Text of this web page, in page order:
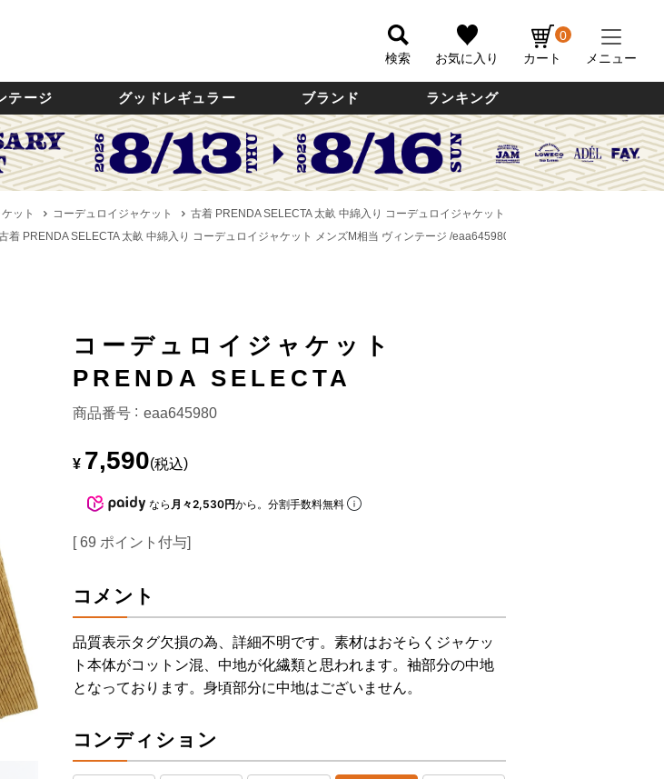
検索 お気に入り カート
0
メニュー
テージ グッドレギュラー ブランド ランキング
ット コーデュロイジャケット
古着 PRENDA SELECTA 太畝 中綿入り コーデュロイジャケット メンズM相当 ヴィンテージ /
着 PRENDA SELECTA 太畝 中綿入り コーデュロイジャケット メンズM相当 ヴィンテージ /eaa645980 【中古】
コーデュロイジャケット
PRENDA SELECTA
商品番号 eaa645980
¥ 7,590 税込
なら 月々2,530円から。分割手数料無料
[ 69 ポイント付与]
コメント
品質表示タグ欠損の為、詳細不明です。素材はおそらくジャケッ
ト本体がコットン混、中地が化繊類と思われます。袖部分の中地
となっております。身頃部分に中地はございません。
コンディション